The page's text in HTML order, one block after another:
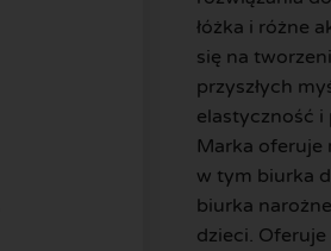
łóżka i różne
się na
przyszłych
elastyczność i
Marka oferuje
w tym biurka
biurka
dzieci.